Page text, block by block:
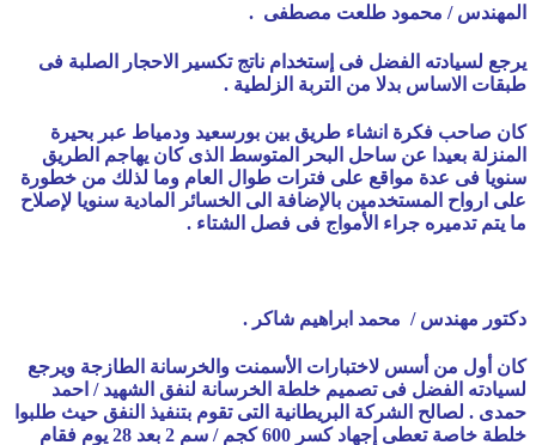
المهندس / محمود طلعت مصطفى .
يرجع لسيادته الفضل فى إستخدام ناتج تكسير الاحجار الصلبة فى
طبقات الاساس بدلا من التربة الزلطية .
كان صاحب فكرة انشاء طريق بين بورسعيد ودمياط عبر بحيرة
المنزلة بعيدا عن ساحل البحر المتوسط الذى كان يهاجم الطريق
سنويا فى عدة مواقع على فترات طوال العام وما لذلك من خطورة
على ارواح المستخدمين بالإضافة الى الخسائر المادية سنويا لإصلاح
ما يتم تدميره جراء الأمواج فى فصل الشتاء .
دكتور مهندس / محمد ابراهيم شاكر .
كان أول من أسس لاختبارات الأسمنت والخرسانة الطازجة ويرجع
لسيادته الفضل فى تصميم خلطة الخرسانة لنفق الشهيد / احمد
حمدى . لصالح الشركة البريطانية التى تقوم بتنفيذ النفق حيث طلبوا
خلطة خاصة تعطى إجهاد كسر 600 كجم / سم 2 بعد 28 يوم فقام